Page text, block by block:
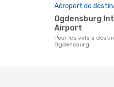
Aéroport de
Ogdensburg International
Airport
Pour les vols à destination de
Ogdensburg